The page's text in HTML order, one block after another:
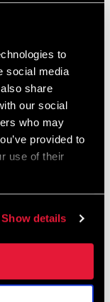
to
social media
share
our social
who may
provided to
use of their
Show details